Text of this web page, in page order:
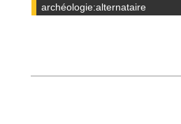
archéologie:alternataire